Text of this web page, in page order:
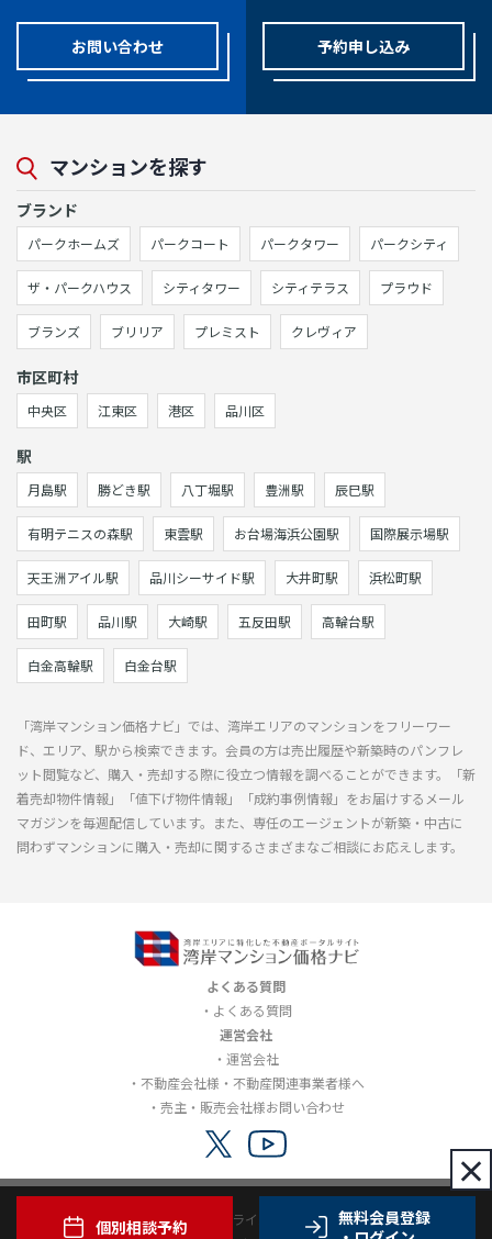
個別相談予約
無料会員登録
×
お問い合わせ 予約申し込み
マンションを探す
ブランド
パークホームズ パークコート パークタワー パークシティ
ザ・パークハウス シティタワー シティテラス プラウド
ブランズ ブリリア プレミスト クレヴィア
市区町村
中央区 江東区 港区 品川区
駅
月島駅 勝どき駅 八丁堀駅 豊洲駅 辰巳駅
有明テニスの森駅 東雲駅 お台場海浜公園駅 国際展示場駅
天王洲アイル駅 品川シーサイド駅 大井町駅 浜松町駅
田町駅 品川駅 大崎駅 五反田駅 高輪台駅
白金高輪駅 白金台駅
「湾岸マンション価格ナビ」では、湾岸エリアのマンションをフリーワー
ド、エリア、駅から検索できます。会員の方は売出履歴や新築時のパンフレ
ット閲覧など、購入・売却する際に役立つ情報を調べることができます。「新
着売却物件情報」「値下げ物件情報」「成約事例情報」をお届けするメール
マガジンを毎週配信しています。また、専任のエージェントが新築・中古に
問わずマンションに購入・売却に関するさまざまなご相談にお応えします。
よくある質問
よくある質問
運営会社
運営会社
不動産会社様・不動産関連事業者様へ
売主・販売会社様お問い合わせ
利用規約 プライバシーポリシー